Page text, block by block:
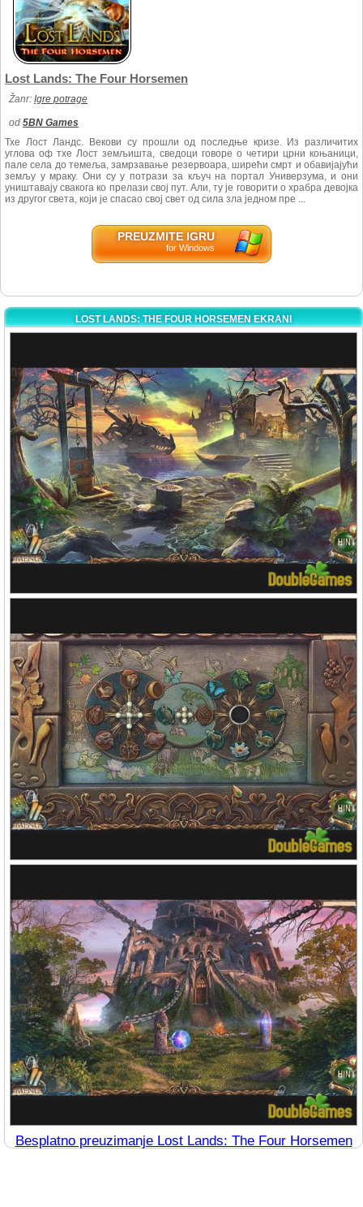
Lost Lands: The Four Horsemen
Žanr: Igre potrage
od 5BN Games
Тхе Лост Ландс. Векови су прошли од последње кризе. Из различитих
углова оф тхе Лост земљишта, сведоци говоре о четири црни коњаници,
пале села до темеља, замрзавање резервоара, ширећи смрт и обавијајући
земљу у мраку. Они су у потрази за кључ на портал Универзума, и они
уништавају свакога ко прелази свој пут. Али, ту је говорити о храбра девојка
из другог света, који је спасао свој свет од сила зла једном пре ...
PREUZMITE IGRU
for Windows
LOST LANDS: THE FOUR HORSEMEN EKRANI
Besplatno preuzimanje Lost Lands: The Four Horsemen